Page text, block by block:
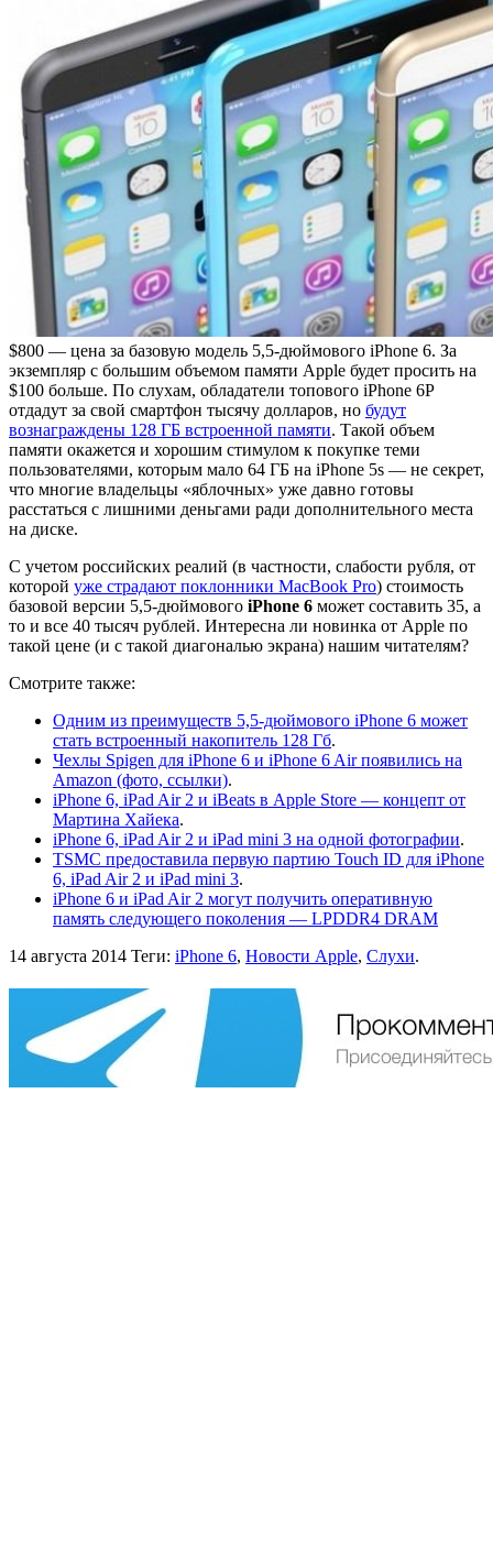
$800 — цена за базовую модель 5,5-дюймового iPhone 6. За
экземпляр с большим объемом памяти Apple будет просить на
$100 больше. По слухам, обладатели топового iPhone 6P
отдадут за свой смартфон тысячу долларов, но будут
вознаграждены 128 ГБ встроенной памяти. Такой объем
памяти окажется и хорошим стимулом к покупке теми
пользователями, которым мало 64 ГБ на iPhone 5s — не секрет,
что многие владельцы «яблочных» уже давно готовы
расстаться с лишними деньгами ради дополнительного места
на диске.
С учетом российских реалий (в частности, слабости рубля, от
которой уже страдают поклонники MacBook Pro) cтоимость
базовой версии 5,5-дюймового iPhone 6 может составить 35, а
то и все 40 тысяч рублей. Интересна ли новинка от Apple по
такой цене (и с такой диагональю экрана) нашим читателям?
Смотрите также:
Одним из преимуществ 5,5-дюймового iPhone 6 может
стать встроенный накопитель 128 Гб.
Чехлы Spigen для iPhone 6 и iPhone 6 Air появились на
Amazon (фото, ссылки).
iPhone 6, iPad Air 2 и iBeats в Apple Store — концепт от
Мартина Хайека.
iPhone 6, iPad Air 2 и iPad mini 3 на одной фотографии.
TSMC предоставила первую партию Touch ID для iPhone
6, iPad Air 2 и iPad mini 3.
iPhone 6 и iPad Air 2 могут получить оперативную
память следующего поколения — LPDDR4 DRAM
14 августа 2014 Теги: iPhone 6, Новости Apple, Слухи.